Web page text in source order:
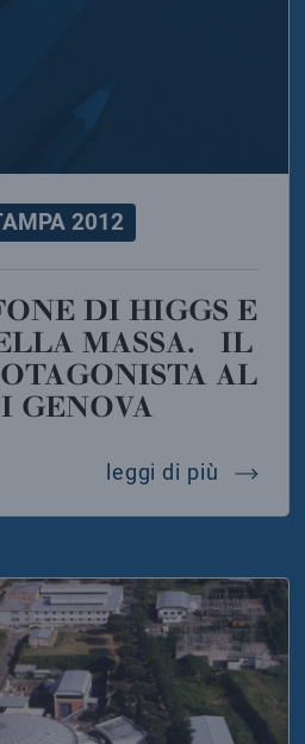
2012
MASSA. IL
AL
GENOVA
leggi di più lo